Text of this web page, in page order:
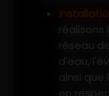
réseau
d'eau,
ainsi
en